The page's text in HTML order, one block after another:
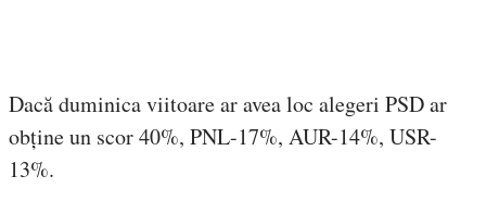
Dacă duminica viitoare ar avea loc alegeri PSD ar
obține un scor 40%, PNL-17%, AUR-14%, USR-
13%.